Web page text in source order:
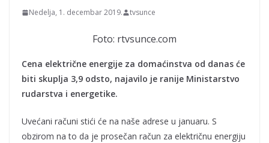
Nedelja, 1. decembar 2019. tvsunce
Foto: rtvsunce.com
Cena električne energije za domaćinstva od danas će
biti skuplja 3,9 odsto, najavilo je ranije Ministarstvo
rudarstva i energetike.
Uvećani računi stići će na naše adrese u januaru. S
obzirom na to da je prosečan račun za električnu energiju